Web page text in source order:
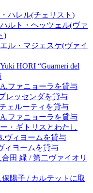
ハレル(チェリスト)
ルト・ヘッツェル(ヴァ
)
ル・マジェスケ(ヴァイ
HORI “Guarneri del
ファニョーラを貸与
レッセンダを貸与
ェルーティを貸与
ファニョーラを貸与
・ギトリスとわたし
ヴィヨームを貸与
ィヨームを貸与
田 緑 / 第二ヴァイオリ
陽子 / カルテットに取